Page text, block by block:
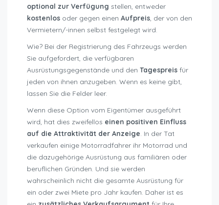
optional zur Verfügung stellen, entweder
kostenlos oder gegen einen Aufpreis, der von den
Vermietern/-innen selbst festgelegt wird.
Wie? Bei der Registrierung des Fahrzeugs werden
Sie aufgefordert, die verfügbaren
Ausrüstungsgegenstände und den Tagespreis für
jeden von ihnen anzugeben. Wenn es keine gibt,
lassen Sie die Felder leer.
Wenn diese Option vom Eigentümer ausgeführt
wird, hat dies zweifellos einen positiven Einfluss
auf die Attraktivität der Anzeige. In der Tat
verkaufen einige Motorradfahrer ihr Motorrad und
die dazugehörige Ausrüstung aus familiären oder
beruflichen Gründen. Und sie werden
wahrscheinlich nicht die gesamte Ausrüstung für
ein oder zwei Miete pro Jahr kaufen. Daher ist es